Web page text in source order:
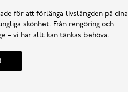
för att förlänga livslängden på dina
skönhet. Från rengöring och
– vi har allt kan tänkas behöva.